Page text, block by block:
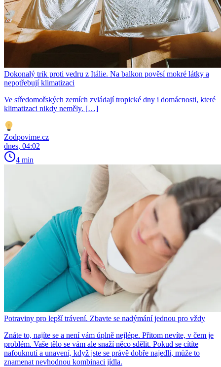
Dokonalý trik proti vedru z Itálie. Na balkon pověsí mokré látky a
nepotřebují klimatizaci
Ve středomořských zemích zvládají tropické dny i domácnosti, které
klimatizaci nikdy neměly. […]
Zodpovime.cz
dnes, 04:02
4 min
Potraviny pro lepší trávení. Zbavte se nadýmání jednou pro vždy
Znáte to, najíte se a není vám úplně nejlépe. Přitom nevíte, v čem je
problém. Vaše tělo se vám ale snaží něco sdělit. Pokud se cítíte
nafouknutí a unavení, když jste se právě dobře najedli, může to
znamenat nevhodnou kombinaci jídla.